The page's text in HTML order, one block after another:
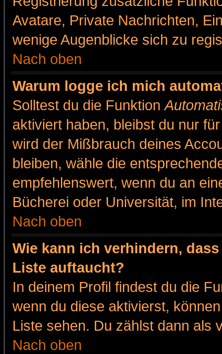
Avatare, Private Nachrichten,
wenige Augenblicke sich zu
Nach oben
Warum logge ich mich
Solltest du die Funktion
aktiviert haben, bleibst du nur
wird der Mißbrauch deines
bleiben, wähle die
empfehlenswert, wenn du an
Bücherei oder Universität, im
Nach oben
Wie kann ich verhindern,
Liste auftaucht?
In deinem Profil findest du die
wenn du diese aktivierst,
Liste sehen. Du zählst dann als
Nach oben